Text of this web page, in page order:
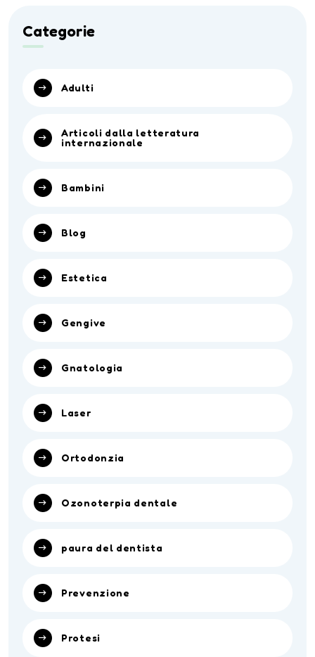
Categorie
Adulti
Articoli dalla letteratura
internazionale
Bambini
Blog
Estetica
Gengive
Gnatologia
Laser
Ortodonzia
Ozonoterpia dentale
paura del dentista
Prevenzione
Protesi